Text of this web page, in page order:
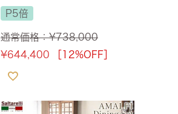
165cm 大理石 IVORY バタフ
ライ・ファブリック ピンク
【送料無料】
P5倍
通常価格：¥738,000
¥644,400 ［12%OFF］